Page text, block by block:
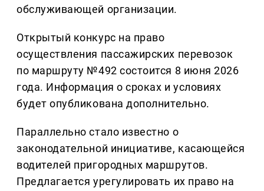
обслуживающей организации.
Открытый конкурс на право
осуществления пассажирских перевозок
по маршруту №492 состоится 8 июня 2026
года. Информация о сроках и условиях
будет опубликована дополнительно.
Параллельно стало известно о
законодательной инициативе, касающейся
водителей пригородных маршрутов.
Предлагается урегулировать их право на